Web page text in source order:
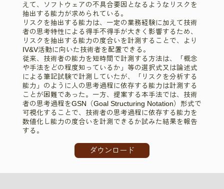
えて、ソフトウェアの不具合要因となるようなリスクを
抽出する能力が求められている。
リスクを抽出する能力は、一定の業務経験に加えて技術
者の思考特性による得手不得手が大きく影響するため、
リスクを抽出する能力の度合いを計測することで、より
IV&V活動に向いた技術者を配置できる。
従来、技術者の能力を短時間で計測する方法は、「概念
や手法をどの程度知っているか」等の選択式又は論述式
による筆記試験で計測していたが、「リスクを分析する
能力」のように人の思考過程に依存する能力は計測する
ことが困難であった。一方、提案する本手法では、技術
者の思考過程をGSN（Goal Structuring Notation）形式で
可視化することで、技術者の思考過程に依存する能力を
数値化し能力の度合いを計測できるか試みた結果を報告
する。
ダウンロード